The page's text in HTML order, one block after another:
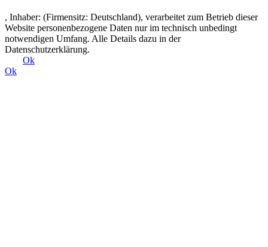
, Inhaber: (Firmensitz: Deutschland), verarbeitet zum Betrieb dieser
Website personenbezogene Daten nur im technisch unbedingt
notwendigen Umfang. Alle Details dazu in der
Datenschutzerklärung.
Ok
Ok